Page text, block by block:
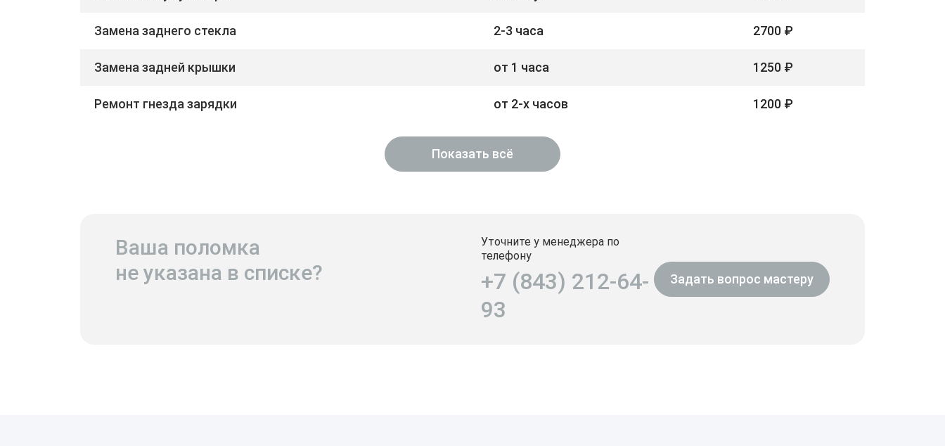
Замена заднего стекла 2-3 часа 2700 ₽
Замена задней крышки от 1 часа 1250 ₽
Ремонт гнезда зарядки от 2-х часов 1200 ₽
Показать всё
Ваша поломка
не указана в списке?
Уточните у менеджера по
телефону
+7 (843) 212-64-
93
Задать вопрос мастеру